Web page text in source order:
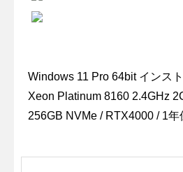
Windows 11 Pro 64bit インス
Xeon Platinum 8160 2.4GHz
256GB NVMe / RTX4000 / 1年